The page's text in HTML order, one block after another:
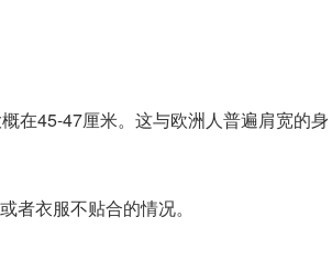
45-47厘米。这与欧洲人普遍肩宽的身
衣服不贴合的情况。